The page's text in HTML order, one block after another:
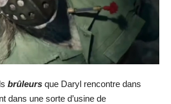
brûleurs que Daryl rencontre dans
dans une sorte d’usine de